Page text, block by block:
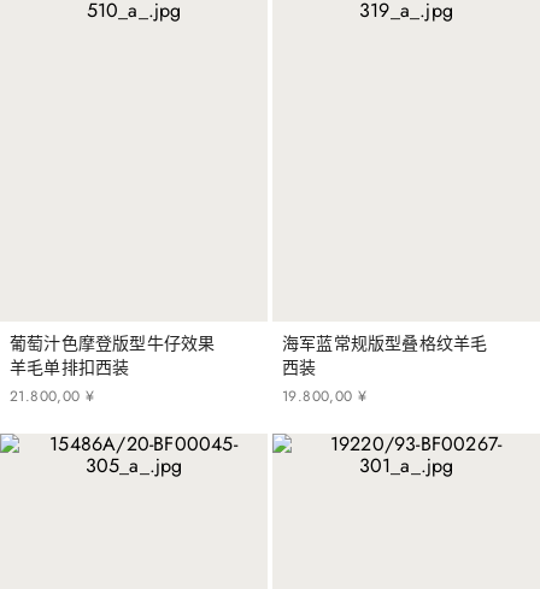
葡萄汁色摩登版型牛仔效果
羊毛单排扣西装
¥
21 ,
800
. 00
海军蓝常规版型叠格纹羊毛
西装
¥
19 ,
800
. 00